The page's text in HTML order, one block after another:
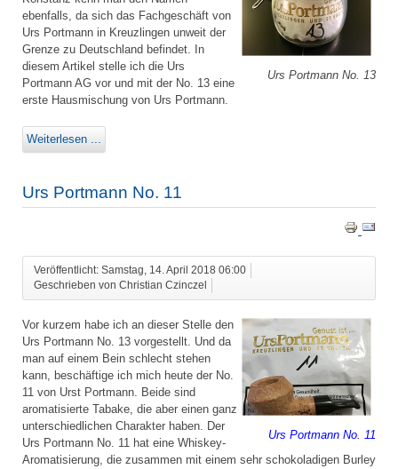
Urs Portmann No. 13
ebenfalls, da sich das Fachgeschäft von
Urs Portmann in Kreuzlingen unweit der
Grenze zu Deutschland befindet. In
diesem Artikel stelle ich die Urs
Portmann AG vor und mit der No. 13 eine
erste Hausmischung von Urs Portmann.
Weiterlesen ...
Urs Portmann No. 11
Veröffentlicht: Samstag, 14. April 2018 06:00
Geschrieben von Christian Czinczel
Urs Portmann No. 11
Vor kurzem habe ich an dieser Stelle den
Urs Portmann No. 13 vorgestellt. Und da
man auf einem Bein schlecht stehen
kann, beschäftige ich mich heute der No.
11 von Urst Portmann. Beide sind
aromatisierte Tabake, die aber einen ganz
unterschiedlichen Charakter haben. Der
Urs Portmann No. 11 hat eine Whiskey-
Aromatisierung, die zusammen mit einem sehr schokoladigen Burley